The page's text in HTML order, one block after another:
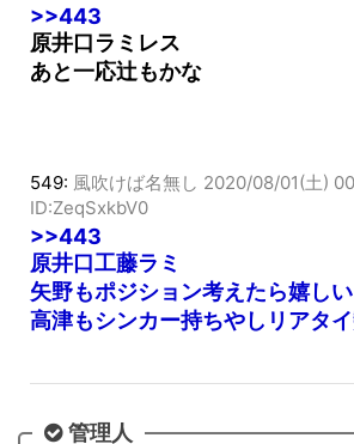
>>443
原井口ラミレス
あと一応辻もかな
549: 風吹けば名無し 2020/08/01(土)
ID:ZeqSxkbV0
>>443
原井口工藤ラミ
矢野もポジション考えたら嬉しい
高津もシンカー持ちやしリアタ
管理人